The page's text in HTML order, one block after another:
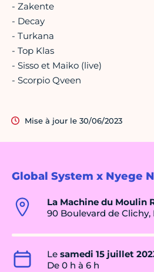
Global System x Nyege
La Machine du Moulin
90 Boulevard de Clichy,
Le samedi 15 juillet
De 0 h à 6 h
- Zakente
- Decay
- Turkana
- Top Klas
- Sisso et Maiko (live)
- Scorpio Qveen
Mise à jour le 30/06/2023